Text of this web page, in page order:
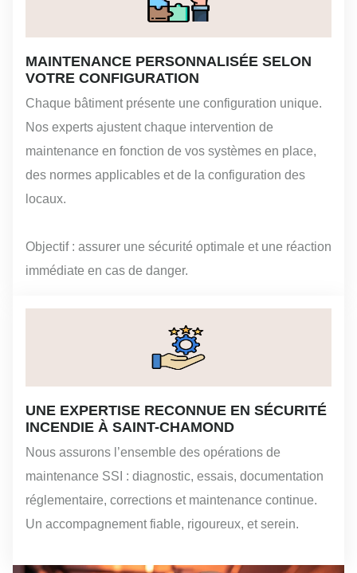
MAINTENANCE PERSONNALISÉE SELON
VOTRE CONFIGURATION
Chaque bâtiment présente une configuration unique.
Nos experts ajustent chaque intervention de
maintenance en fonction de vos systèmes en place,
des normes applicables et de la configuration des
locaux.
Objectif : assurer une sécurité optimale et une réaction
immédiate en cas de danger.
UNE EXPERTISE RECONNUE EN SÉCURITÉ
INCENDIE À SAINT-CHAMOND
Nous assurons l’ensemble des opérations de
maintenance SSI : diagnostic, essais, documentation
réglementaire, corrections et maintenance continue.
Un accompagnement fiable, rigoureux, et serein.